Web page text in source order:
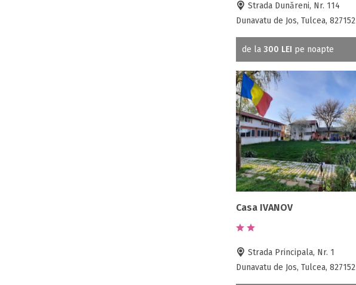
Strada Dunăreni, Nr. 114
Dunavatu de Jos, Tulcea, 827152
de la 300 LEI pe noapte
Casa IVANOV
Strada Principala, Nr. 1
Dunavatu de Jos, Tulcea, 827152